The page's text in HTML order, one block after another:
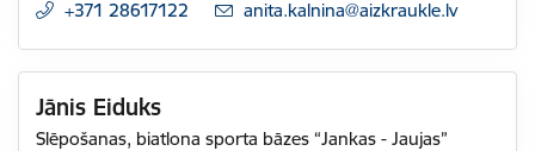
+371 28617122
E-pasts:
anita.kalnina@aizkraukle.lv
Jānis Eiduks
Slēpošanas, biatlona sporta bāzes “Jankas - Jaujas”